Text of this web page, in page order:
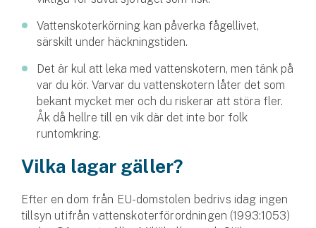
Vattenskoterkörning kan påverka fågellivet,
särskilt under häckningstiden.
Det är kul att leka med vattenskotern, men tänk på
var du kör. Varvar du vattenskotern låter det som
bekant mycket mer och du riskerar att störa fler.
Åk då hellre till en vik där det inte bor folk
runtomkring.
Vilka lagar gäller?
Efter en dom från EU-domstolen bedrivs idag ingen
tillsyn utifrån vattenskoterförordningen (1993:1053)